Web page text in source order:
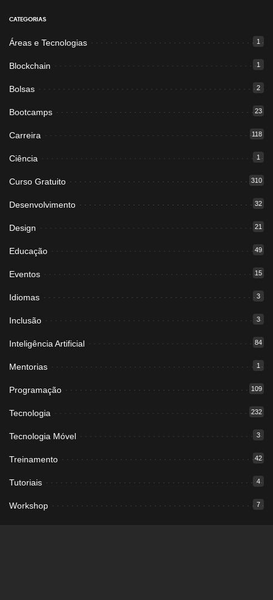
CATEGORIAS
Áreas e Tecnologias 1
Blockchain 1
Bolsas 2
Bootcamps 23
Carreira 118
Ciência 1
Curso Gratuito 310
Desenvolvimento 32
Design 21
Educação 49
Eventos 15
Idiomas 3
Inclusão 3
Inteligência Artificial 84
Mentorias 1
Programação 109
Tecnologia 232
Tecnologia Móvel 3
Treinamento 42
Tutoriais 4
Workshop 7